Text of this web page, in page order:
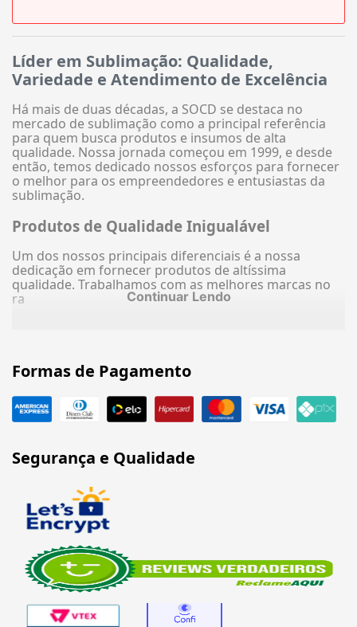
Líder em Sublimação: Qualidade,
Variedade e Atendimento de Excelência
Há mais de duas décadas, a SOCD se destaca no
mercado de sublimação como a principal referência
para quem busca produtos e insumos de alta
qualidade. Nossa jornada começou em 1999, e desde
então, temos dedicado nossos esforços para fornecer
o melhor para os empreendedores e entusiastas da
sublimação.
Produtos de Qualidade Inigualável
Um dos nossos principais diferenciais é a nossa
dedicação em fornecer produtos de altíssima
qualidade. Trabalhamos com as melhores marcas no
ra
Continuar Lendo
Formas de Pagamento
Segurança e Qualidade